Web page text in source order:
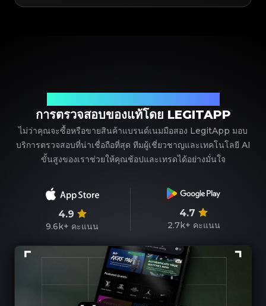
การตรวจสอบของแท้โดย LEGITAPP
ไม่ว่าคุณจะซื้อหรือขายสินค้าแบรนด์เนมมือสอง LegitApp มอบ
บริการตรวจสอบที่น่าเชื่อถือที่สุด ทีมผู้เชี่ยวชาญและเทคโนโลยี AI
ขั้นสูงของเราช่วยให้คุณช้อปและเทรดได้อย่างมั่นใจ
4.9
9.6k+ คะแนน
4.7
2.7k+ คะแนน